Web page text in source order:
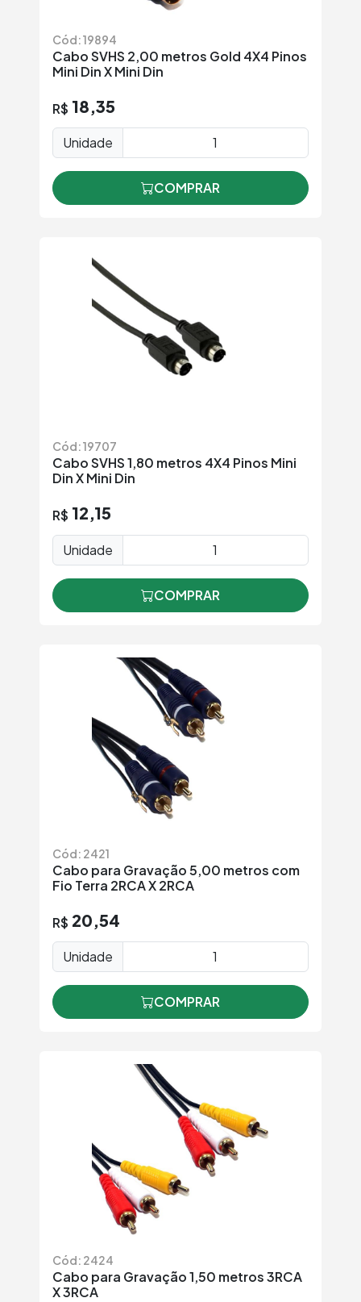
Cód: 19894
Cabo SVHS 2,00 metros Gold 4X4 Pinos
Mini Din X Mini Din
R$ 18,35
Unidade
COMPRAR
Cód: 19707
Cabo SVHS 1,80 metros 4X4 Pinos Mini
Din X Mini Din
R$ 12,15
Unidade
COMPRAR
Cód: 2421
Cabo para Gravação 5,00 metros com
Fio Terra 2RCA X 2RCA
R$ 20,54
Unidade
COMPRAR
Cód: 2424
Cabo para Gravação 1,50 metros 3RCA
X 3RCA